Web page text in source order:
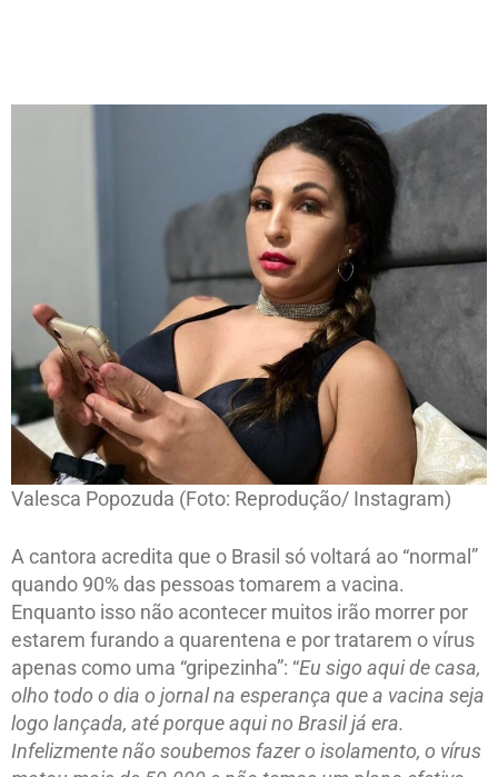
Valesca Popozuda (Foto: Reprodução/ Instagram)
A cantora acredita que o Brasil só voltará ao “normal”
quando 90% das pessoas tomarem a vacina.
Enquanto isso não acontecer muitos irão morrer por
estarem furando a quarentena e por tratarem o vírus
apenas como uma “gripezinha”: “Eu sigo aqui de casa,
olho todo o dia o jornal na esperança que a vacina seja
logo lançada, até porque aqui no Brasil já era.
Infelizmente não soubemos fazer o isolamento, o vírus